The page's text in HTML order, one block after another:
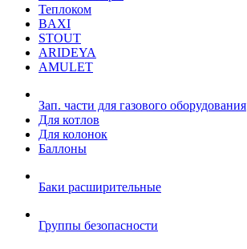
Теплоком
BAXI
STOUT
ARIDEYA
AMULET
Зап. части для газового оборудования
Для котлов
Для колонок
Баллоны
Баки расширительные
Группы безопасности